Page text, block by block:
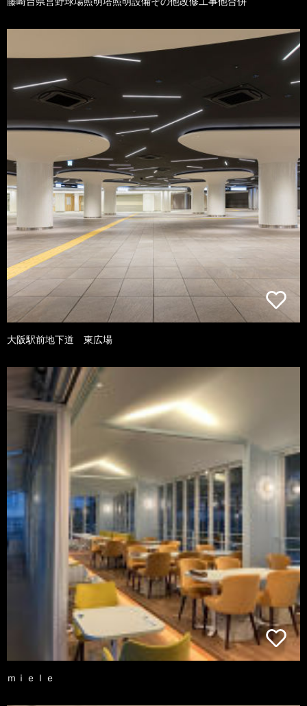
大阪駅前地下道 東広場
ｍｉｅｌｅ